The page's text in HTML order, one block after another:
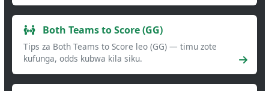
Both Teams to Score (GG)
Tips za Both Teams to Score leo (GG) — timu zote
kufunga, odds kubwa kila siku.